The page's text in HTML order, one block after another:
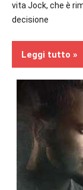
vita Jock, che è
decisione
Leggi tutto
secondo
piano
Recensioni